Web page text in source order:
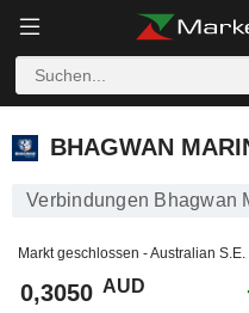
BHAGWAN MARINE
BHAGWAN
Verbindungen Bhagwan
Markt geschlossen -Australian S.E.
0,3050 AUD